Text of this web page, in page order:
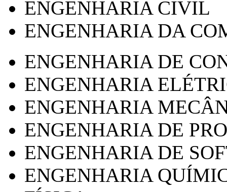
ENGENHARIA CIVIL
ENGENHARIA DA
ENGENHARIA DE
ENGENHARIA
ENGENHARIA
ENGENHARIA DE
ENGENHARIA DE
ENGENHARIA